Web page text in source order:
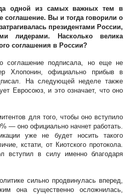
одной из самых важных тем в
соглашение. Вы и тогда говорили о
президентами России,
лидерами. Насколько велика
соглашения в России?
соглашение подписала, но еще не
Хлопонин, официально прибыв в
На следующей неделе также
Евросоюз, и это означает, что оно
для того, чтобы оно вступило
— оно официально начнет работать.
уже не будет носить такого
кстати, от Киотского протокола.
вступил в силу именно благодаря
сильно продвинулась вперед,
она существенно осложнилась,